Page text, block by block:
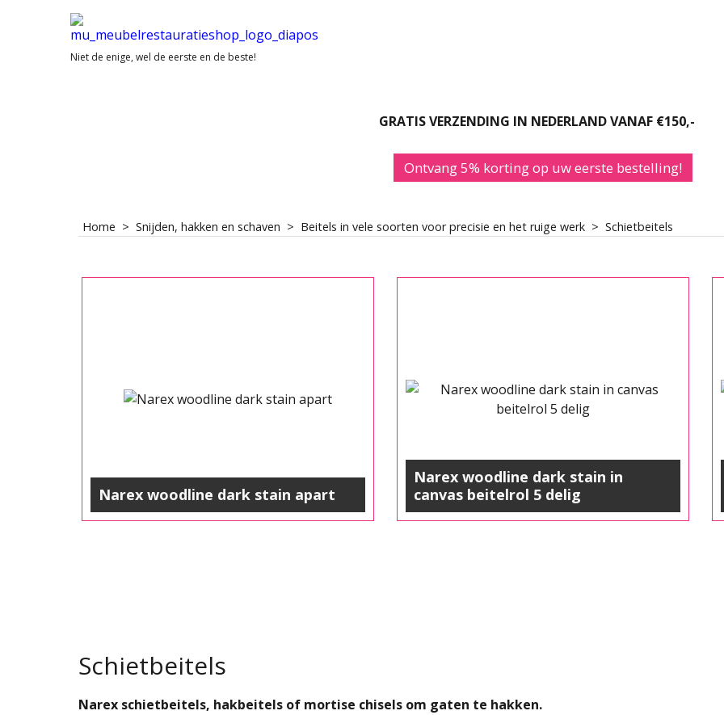
Niet de enige, wel de eerste en de beste!
GRATIS VERZENDING IN NEDERLAND VANAF €150,-
Ontvang 5% korting op uw eerste bestelling!
Home > Snijden, hakken en schaven > Beitels in vele soorten voor precisie en het ruige werk > Schietbeitels
Narex woodline dark stain apart
Narex woodline dark stain in
canvas beitelrol 5 delig
Schietbeitels
Narex schietbeitels, hakbeitels of mortise chisels om gaten te hakken.
uw eerste
waardevolle tips voor uw narex
gereedschap.